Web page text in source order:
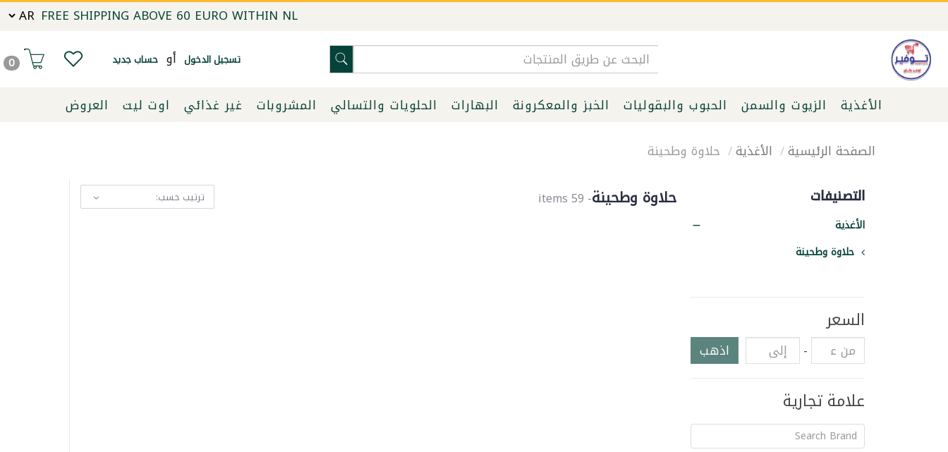
FREE SHIPPING ABOVE 60 EURO WITHIN NL
تسجيل الدخول أو حساب جديد 0
الأغذية الزيوت والسمن الحبوب والبقوليات الخبز والمعكرونة البهارات الحلويات والتسالي المشروبات غير غذائي اوت ليت العروض
الصفحة الرئيسية الأغذية حلاوة وطحينة
التصنيفات
الأغذية
حلاوة وطحينة
السعر
- اذهب
علامة تجارية
حلاوة وطحينة- 59 items ترتيب حسب: